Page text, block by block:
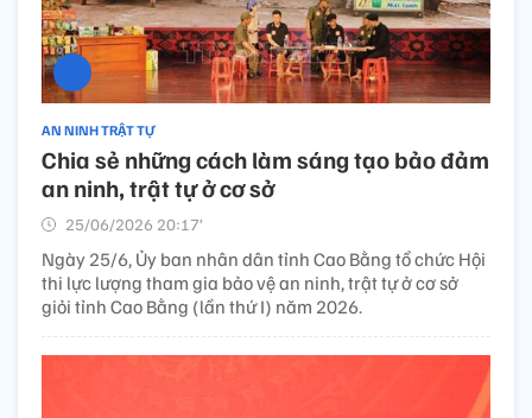
AN NINH TRẬT TỰ
Chia sẻ những cách làm sáng tạo bảo đảm
an ninh, trật tự ở cơ sở
25/06/2026 20:17’
Ngày 25/6, Ủy ban nhân dân tỉnh Cao Bằng tổ chức Hội
thi lực lượng tham gia bảo vệ an ninh, trật tự ở cơ sở
giỏi tỉnh Cao Bằng (lần thứ I) năm 2026.